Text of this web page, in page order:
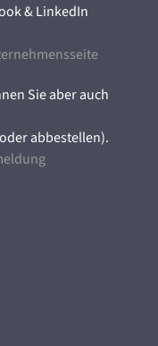
& LinkedIn
Sie aber auch
abbestellen).